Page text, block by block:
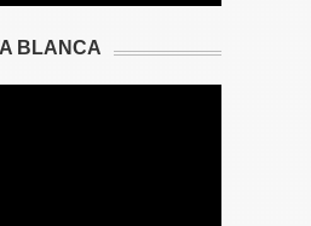
BLANCA